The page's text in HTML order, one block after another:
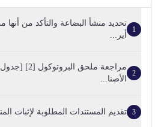
1
تحديد منشأ البضاعة والتأكد من أنها
أير...
2
الأصنا...
3 تقديم المستندات المطلوبة لإثبات